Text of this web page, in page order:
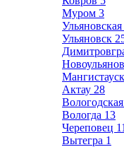
Муром 3
Ульяновская
Ульяновск
Актау 28
Вологда 13
Череповец 11
Вытегра 1